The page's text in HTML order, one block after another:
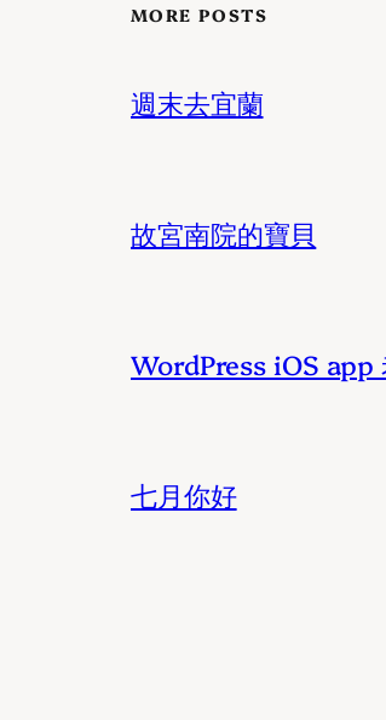
MORE POSTS
週末去宜蘭
故宮南院的寶貝
WordPress iOS app
七月你好